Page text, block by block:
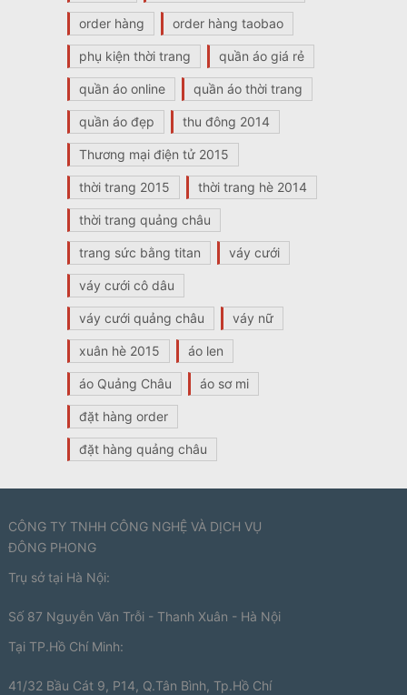
order hàng order hàng taobao
phụ kiện thời trang quần áo giá rẻ
quần áo online quần áo thời trang
quần áo đẹp thu đông 2014
Thương mại điện tử 2015
thời trang 2015 thời trang hè 2014
thời trang quảng châu
trang sức bằng titan váy cưới
váy cưới cô dâu
váy cưới quảng châu váy nữ
xuân hè 2015 áo len
áo Quảng Châu áo sơ mi
đặt hàng order
đặt hàng quảng châu
CÔNG TY TNHH CÔNG NGHỆ VÀ DỊCH VỤ
ĐÔNG PHONG
Trụ sở tại Hà Nội:
Số 87 Nguyễn Văn Trỗi - Thanh Xuân - Hà Nội
Tại TP.Hồ Chí Minh:
41/32 Bầu Cát 9, P14, Q.Tân Bình, Tp.Hồ Chí